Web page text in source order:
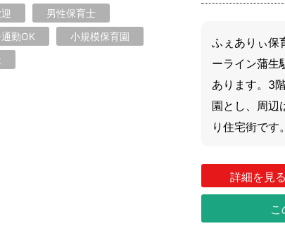
男性保育士
勤OK
小規模保育園
ふぇありぃ保
ーライン蒲生
あります。3
園とし、周辺
り住宅街です。
育園になりま
【ココがポイ
詳細を見る
こ
入間市
北本市
鶴ヶ島市